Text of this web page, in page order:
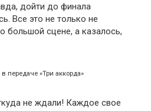
дойти до финала
Все это не только не
большой сцене, а казалось,
передаче «Три аккорда»
не ждали! Каждое свое